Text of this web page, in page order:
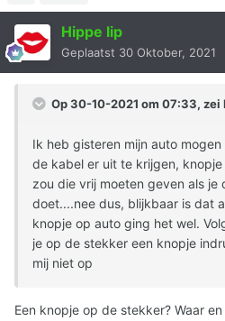
Hippe lip
Geplaatst 30 Oktober, 2021
Op 30-10-2021 om 07:33, zei
Ik heb gisteren mijn auto
de kabel er uit te krijgen,
zou die vrij moeten geven als je
doet....nee dus, blijkbaar is dat
knopje op auto ging het wel.
je op de stekker een knopje
mij niet op
Een knopje op de stekker? Waar